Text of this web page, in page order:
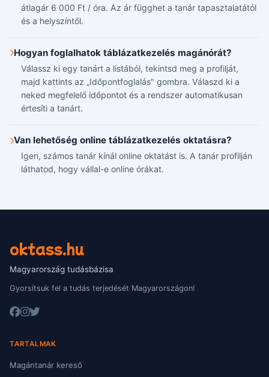
átlagár 6 000 Ft / óra. Az ár függhet a tanár tapasztalatától
és a helyszíntől.
Hogyan foglalhatok táblázatkezelés magánórát?
Válassz ki egy tanárt a listából, tekintsd meg a profilját,
majd kattints az „Időpontfoglalás" gombra. Válaszd ki a
neked megfelelő időpontot és a rendszer automatikusan
értesíti a tanárt.
Van lehetőség online táblázatkezelés oktatásra?
Igen, számos tanár kínál online oktatást is. A tanár profilján
láthatod, hogy vállal-e online órákat.
oktass.hu
Magyarország tudásbázisa
Gyorsítsuk fel a tudás terjedését Magyarországon!
TARTALMAK
Magántanár kereső